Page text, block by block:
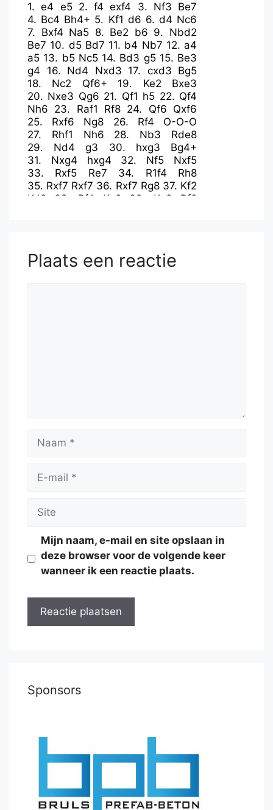
1.e4 e5 2. f4 exf4 3. Nf3 Be7
4. Bc4 Bh4+ 5. Kf1 d6 6. d4 Nc6
7. Bxf4 Na5 8. Be2 b6 9. Nbd2
Be7 10. d5 Bd7 11. b4 Nb7 12. a4
a5 13. b5 Nc5 14. Bd3 g5 15. Be3
g4
16. Nd4 Nxd3 17. cxd3 Bg5
18. Nc2 Qf6+ 19. Ke2
Bxe3
20. Nxe3 Qg6 21. Qf1 h5 22. Qf4
Nh6 23. Raf1 Rf8 24. Qf6 Qxf6
25. Rxf6 Ng8 26. Rf4
O-O-O
27. Rhf1 Nh6 28. Nb3
Rde8
29. Nd4 g3 30. hxg3
Bg4+
31. Nxg4 hxg4 32. Nf5
Nxf5
33. Rxf5 Re7 34. R1f4
Rh8
35. Rxf7 Rxf7 36. Rxf7 Rg8 37. Kf2
Kd8
38. Rf4 Ke8 39. Ke3
Rf8
Plaats een reactie
Naam
Site
Mijn naam, e-mail en site opslaan in
deze browser voor de volgende keer
wanneer ik een reactie plaats.
Sponsors